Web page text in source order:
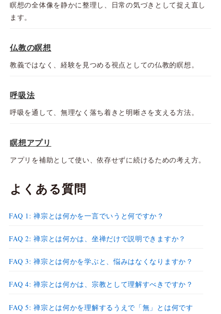
瞑想の全体像を静かに整理し、日常の気づきとして捉え直し
ます。
仏教の瞑想
教義ではなく、経験を見つめる視点としての仏教的瞑想。
呼吸法
呼吸を通して、無理なく落ち着きと明晰さを支える方法。
瞑想アプリ
アプリを補助として使い、依存せずに続けるための考え方。
よくある質問
FAQ 1: 禅宗とは何かを一言でいうと何ですか？
FAQ 2: 禅宗とは何かは、坐禅だけで説明できますか？
FAQ 3: 禅宗とは何かを学ぶと、悩みはなくなりますか？
FAQ 4: 禅宗とは何かは、宗教として理解すべきですか？
FAQ 5: 禅宗とは何かを理解するうえで「無」とは何です